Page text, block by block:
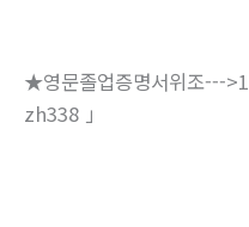
★영문졸업증명서위조---
zh338 」